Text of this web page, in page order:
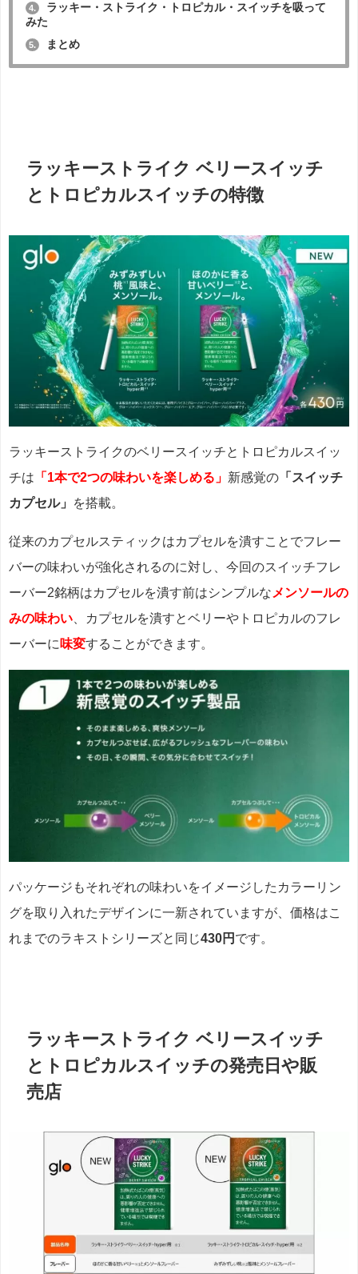
4.
ラッキー・ストライク・トロピカル・スイッチを吸って
みた
5. まとめ
ラッキーストライク ベリースイッチ
とトロピカルスイッチの特徴
ラッキーストライクのベリースイッチとトロピカルスイッ
チは 「1本で2つの味わいを楽しめる」 新感覚の 「スイッチ
カプセル」
を搭載。
従来のカプセルスティックはカプセルを潰すことでフレー
バーの味わいが強化されるのに対し、今回のスイッチフレ
ーバー2銘柄はカプセルを潰す前はシンプルな メンソールの
みの味わい 、カプセルを潰すとベリーやトロピカルのフレ
ーバーに 味変することができます。
パッケージもそれぞれの味わいをイメージしたカラーリン
グを取り入れたデザインに一新されていますが、価格はこ
れまでのラキストシリーズと同じ430円 です。
ラッキーストライク ベリースイッチ
とトロピカルスイッチの発売日や販
売店